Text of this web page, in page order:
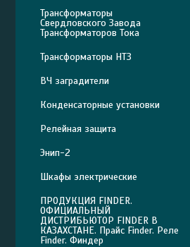
Трансформаторы
Свердловского Завода
Трансформаторов Тока
Трансформаторы НТЗ
ВЧ заградители
Конденсаторные установки
Релейная защита
Энип-2
Шкафы электрические
ПРОДУКЦИЯ FINDER.
ОФИЦИАЛЬНЫЙ
ДИСТРИБЬЮТОР FINDER В
КАЗАХСТАНЕ. Прайс Finder. Реле
Finder. Финдер